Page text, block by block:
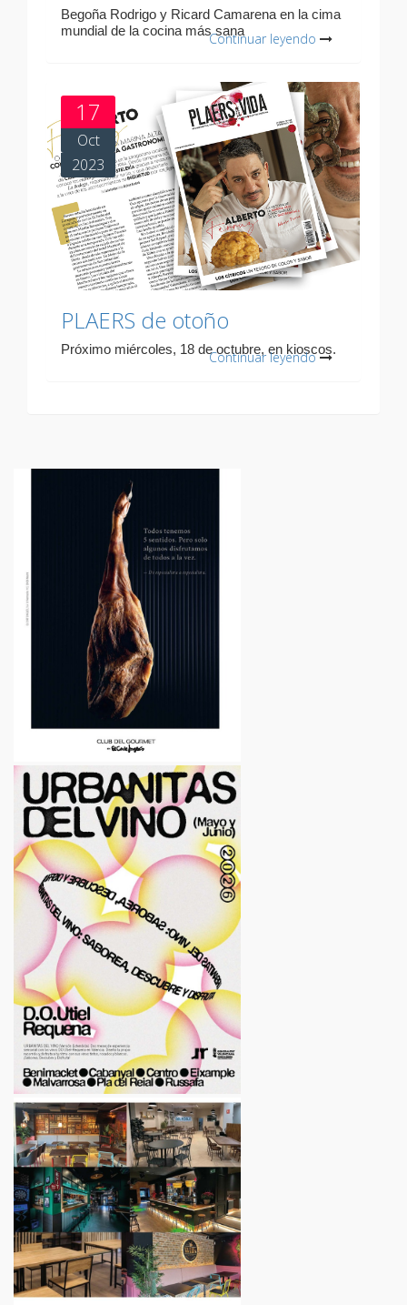
Begoña Rodrigo y Ricard Camarena en la cima
mundial de la cocina más sanaContinuar leyendo
17
Oct
2023
PLAERS de otoño
Próximo miércoles, 18 de octubre, en kioscos.
Continuar leyendo